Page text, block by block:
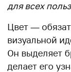
для всех
Цвет —
визуальной
Он выделяет
делает его